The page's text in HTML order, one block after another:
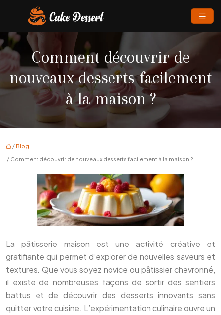
Comment découvrir de
nouveaux desserts facilement
à la maison ?
/ Blog
/ Comment découvrir de nouveaux desserts facilement à la maison ?
La pâtisserie maison est une activité créative et
gratifiante qui permet d’explorer de nouvelles saveurs et
textures. Que vous soyez novice ou pâtissier chevronné,
il existe de nombreuses façons de sortir des sentiers
battus et de découvrir des desserts innovants sans
quitter votre cuisine. L’expérimentation culinaire ouvre un